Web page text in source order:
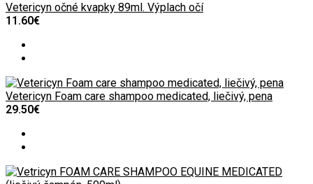
Vetericyn očné kvapky 89ml. Výplach očí
11.60€
Vetericyn Foam care shampoo medicated, liečivý, pena
29.50€